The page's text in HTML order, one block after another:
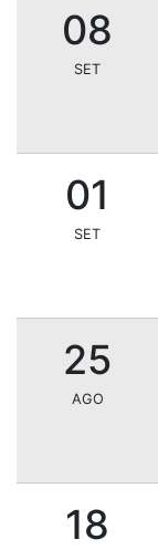
08
SET
01
SET
25
AGO
18